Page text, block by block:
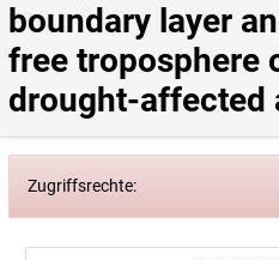
boundary layer
free troposphere
drought-affected
Zugriffsrechte: